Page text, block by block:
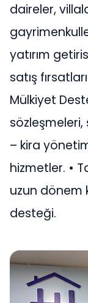
daireler,
yatırım
satış
Mülkiyet
sözleşmeleri,
– kira
hizmetler. •⁠
uzun dönem
desteği.